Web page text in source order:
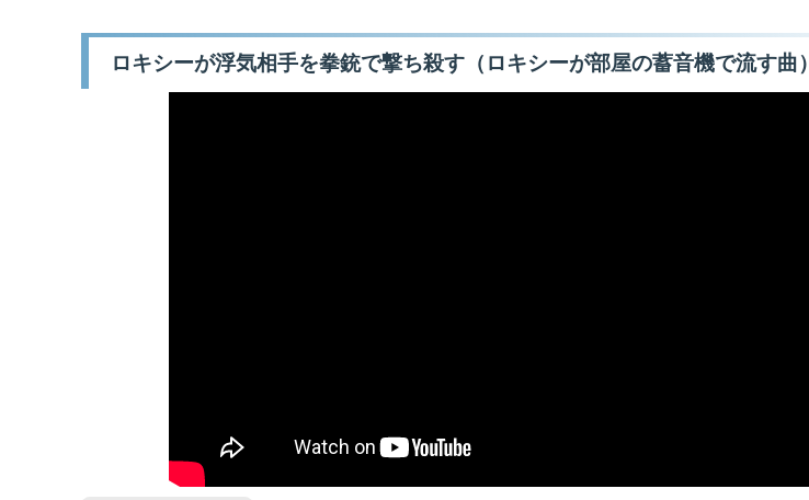
ロキシーが浮気相手を拳銃で撃ち殺す（ロキシーが部屋の蓄音機で流す曲）